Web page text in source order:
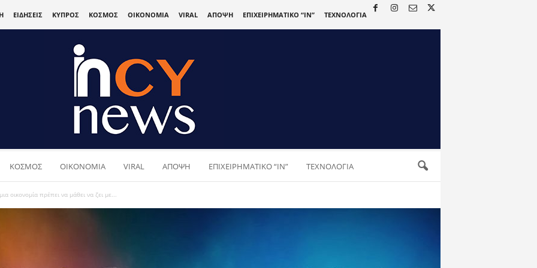
ΕΙΔΗΣΕΙΣ ΚΥΠΡΟΣ ΚΟΣΜΟΣ ΟΙΚΟΝΟΜΙΑ VIRAL ΑΠΟΨΗ ΕΠΙΧΕΙΡΗΜΑΤΙΚΟ “IN” ΤΕΧΝΟΛΟΓΙΑ
ΚΟΣΜΟΣ ΟΙΚΟΝΟΜΙΑ VIRAL ΑΠΟΨΗ ΕΠΙΧΕΙΡΗΜΑΤΙΚΟ “IN” ΤΕΧΝΟΛΟΓΙΑ
οικονομία πρέπει να μάθει να ζει με...